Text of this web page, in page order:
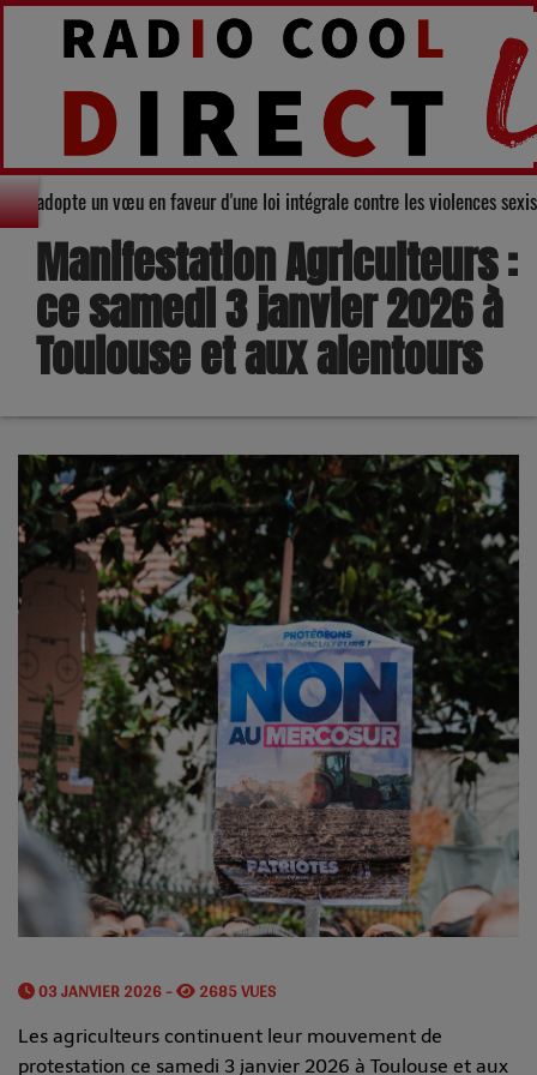
du Gers adopte un vœu en faveur d'une loi intégrale
Manifestation Agriculteurs :
ce samedi 3 janvier 2026 à
Toulouse et aux alentours
03 JANVIER 2026 - 2685 VUES
Les agriculteurs continuent leur mouvement de
protestation ce samedi 3 janvier 2026 à Toulouse et aux